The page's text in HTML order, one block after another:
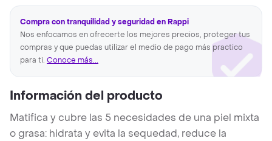
Compra con tranquilidad y seguridad en Rappi
Nos enfocamos en ofrecerte los mejores precios, proteger tus
compras y que puedas utilizar el medio de pago más practico
para ti. Conoce más...
Información del producto
Matifica y cubre las 5 necesidades de una piel mixta
o grasa: hidrata y evita la sequedad, reduce la